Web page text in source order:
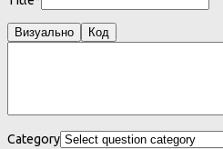
Визуально Код
Category